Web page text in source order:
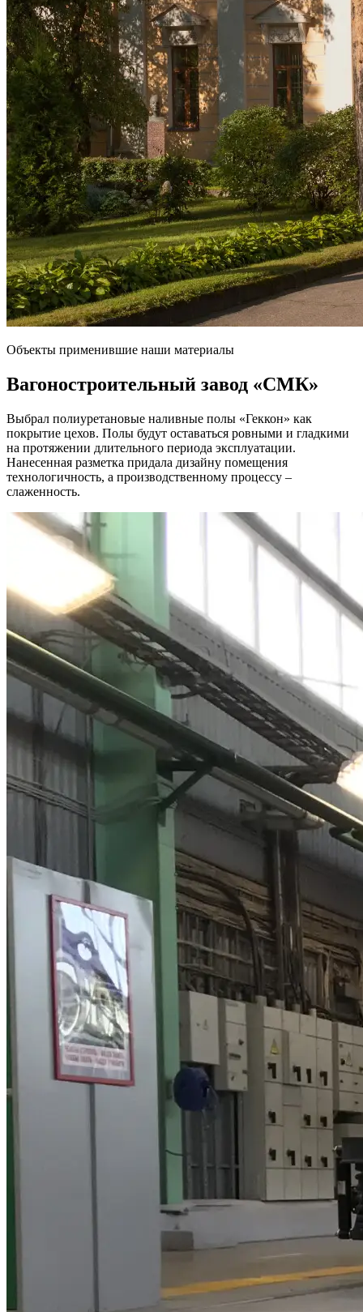
Объекты применившие наши материалы
Вагоностроительный завод «СМК»
Выбрал полиуретановые наливные полы «Геккон» как
покрытие цехов. Полы будут оставаться ровными и гладкими
на протяжении длительного периода эксплуатации.
Нанесенная разметка придала дизайну помещения
технологичность, а производственному процессу –
слаженность.